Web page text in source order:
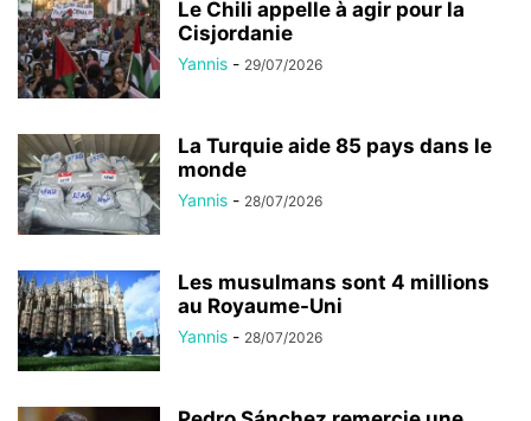
Le Chili appelle à agir pour la
Cisjordanie
Yannis - 29/07/2026
La Turquie aide 85 pays dans le
monde
Yannis - 28/07/2026
Les musulmans sont 4 millions
au Royaume-Uni
Yannis - 28/07/2026